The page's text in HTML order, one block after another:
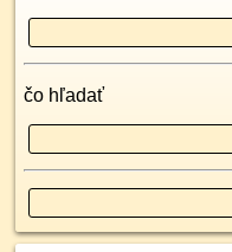
čo hľadať